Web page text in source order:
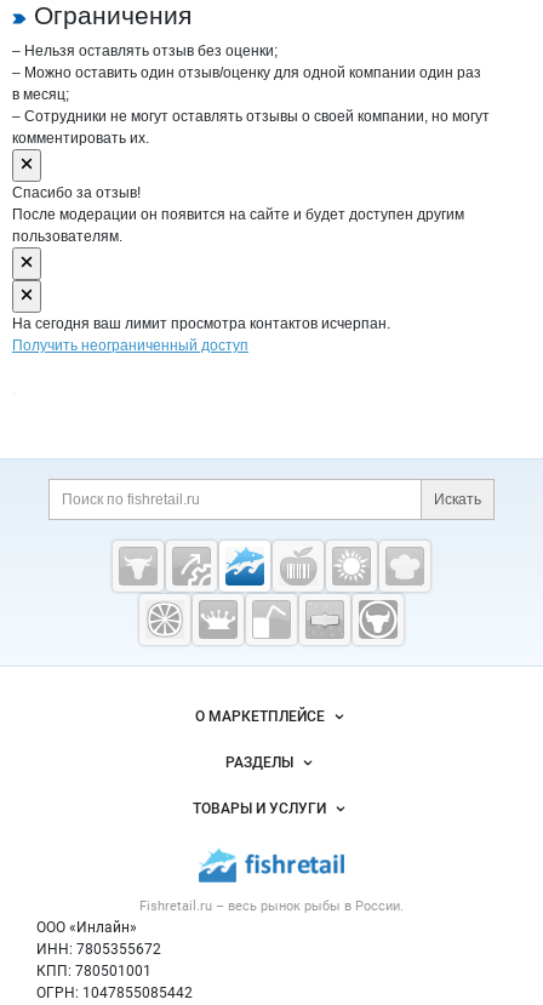
Ограничения
– Нельзя оставлять отзыв без оценки;
– Можно оставить один отзыв/оценку для одной компании один раз
в месяц;
– Сотрудники не могут оставлять отзывы о своей компании, но могут
комментировать их.
Спасибо за отзыв!
После модерации он появится на сайте и будет доступен другим
пользователям.
На сегодня ваш лимит просмотра контактов исчерпан.
Получить неограниченный доступ
Дополнительная информация
Поиск по сайту и
Искать
Cсылки на полезные проекты
Fishretail.ru —
рыба,
морепродукты
Важные разделы и контакты
Fishretail.ru – весь рынок рыбы в России.
ООО «Инлайн»
ИНН: 7805355672
КПП: 780501001
ОГРН: 1047855085442
Навигация по сайтуО МАРКЕТПЛЕЙСЕ
Новости Fishretail.ru
Размещение рекламы
Публичная оферта
Контактная информация
Политика обработки персональных данных
РАЗДЕЛЫ
Объявления
Новости рынка
ТОВАРЫ И УСЛУГИ
Рыба
Икра